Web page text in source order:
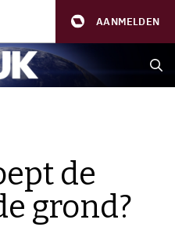
AANMELDEN
de
grond?